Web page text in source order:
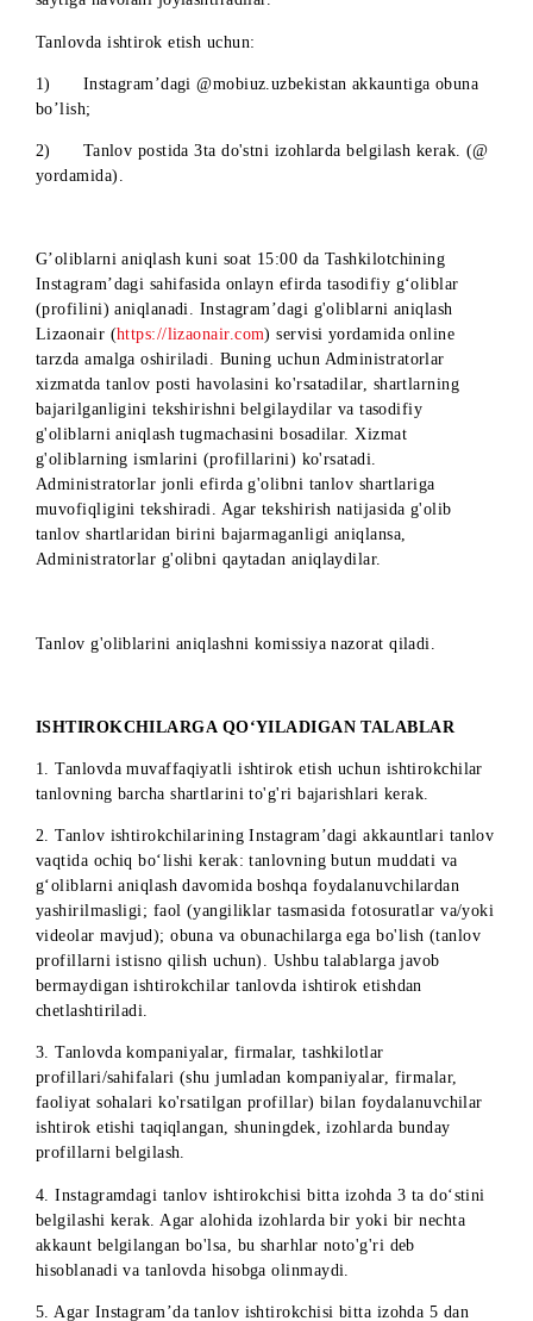
obuna bo'lish kerak;
bosish kerak;
G’oliblarni aniqlash kuni soat 16:00 da ushbu post ostida
Instagram uchun shartlar:
Instagramdagi @mobiuz.uzbekistan akkaunti
tomonidan sahifada tanlov qisqacha shartlari haqida e’lon
joylashtiriladi. Tanlov batafsil shartlariwww.mobi.uz
saytiga havolani joylashtiradilar.
Tanlovda ishtirok etish uchun:
1) Instagram’dagi @mobiuz.uzbekistan akkauntiga obuna
bo’lish;
Instagram’dagi sahifasida onlayn efirda tasodifiy g‘oliblar
(profilini) aniqlanadi. Instagram’dagi g'oliblarni aniqlash
Lizaonair (https://lizaonair.com ) servisi yordamida online
xizmatda tanlov posti havolasini ko'rsatadilar, shartlarning
bajarilganligini tekshirishni belgilaydilar va tasodifiy
g'oliblarni aniqlash tugmachasini bosadilar. Xizmat
g'oliblarning ismlarini (profillarini) ko'rsatadi.
Administratorlar jonli efirda g'olibni tanlov shartlariga
muvofiqligini tekshiradi. Agar tekshirish natijasida g'olib
tanlov shartlaridan birini bajarmaganligi aniqlansa,
Tanlov g'oliblarini aniqlashni komissiya nazorat qiladi.
ISHTIROKCHILARGA QO‘YILADIGAN TALABLAR
1. Tanlovda muvaffaqiyatli ishtirok etish uchun